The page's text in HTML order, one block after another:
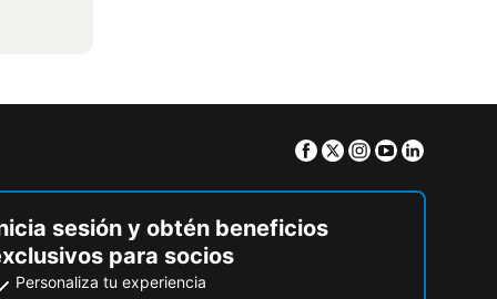
Facebook
TwitterInstagram
Youtube
sesión y obtén beneficios
para socios
Personaliza tu experiencia